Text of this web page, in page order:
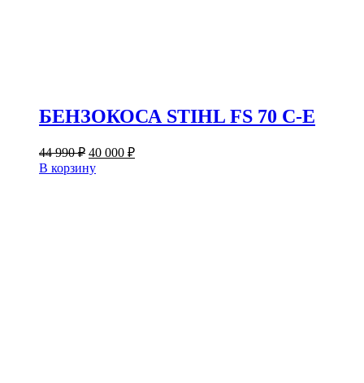
БЕНЗОКОСА STIHL FS 70 C-E
44 990₽ Первоначальная
цена
составляла
40 000 ₽Текущая
В корзину